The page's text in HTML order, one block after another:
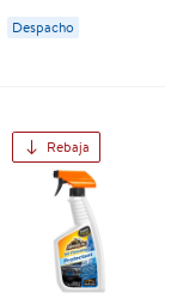
Your Car
Despacho
Rebaja